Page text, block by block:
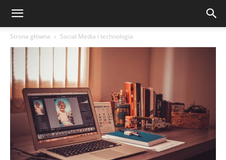
Strona główna Social Media i technologia